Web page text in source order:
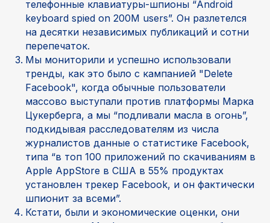
телефонные клавиатуры-шпионы “Android
keyboard spied on 200M users”. Он разлетелся
на десятки независимых публикаций и сотни
перепечаток.
Мы мониторили и успешно использовали
тренды, как это было с кампанией "Delete
Facebook", когда обычные пользователи
массово выступали против платформы Марка
Цукерберга, а мы “подливали масла в огонь”,
подкидывая расследователям из числа
журналистов данные о статистике Facebook,
типа “в топ 100 приложений по скачиваниям в
Apple AppStore в США в 55% продуктах
установлен трекер Facebook, и он фактически
шпионит за всеми”.
Кстати, были и экономические оценки, они